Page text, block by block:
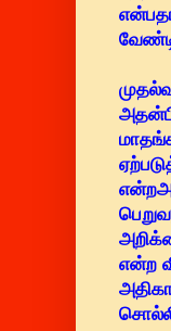
என்ற